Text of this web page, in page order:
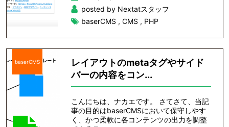
posted by Nextatスタッフ
baserCMS , CMS , PHP
baserCMS
レイアウトのmetaタグやサイド
バーの内容をコン...
こんにちは、ナカエです。 さてさて、当記
事の目的はbaserCMSにおいて保守しやす
く、かつ柔軟に各コンテンツの出力を調整